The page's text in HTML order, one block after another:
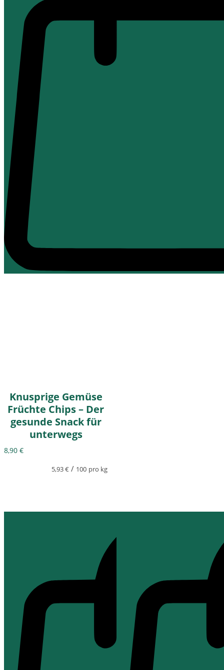
Knusprige Gemüse
Früchte Chips – Der
gesunde Snack für
unterwegs
8,90 €
5,93€ / 100 pro kg